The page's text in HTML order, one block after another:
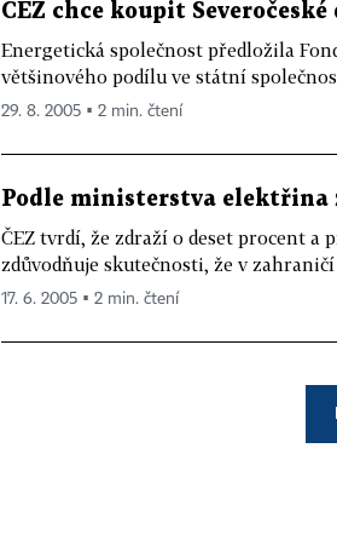
ČEZ chce koupit
Energetická společnost předložila
většinového podílu ve státní
29. 8. 2005 ▪ 2 min. čtení
Podle ministerstva elektřina
ČEZ tvrdí, že zdraží o deset procent a
zdůvodňuje skutečnosti, že v
17. 6. 2005 ▪ 2 min. čtení